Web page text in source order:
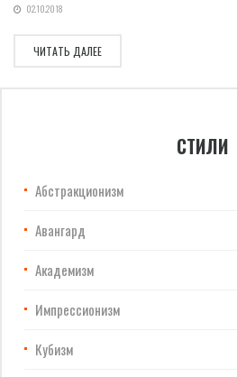
02.10.2018
ЧИТАТЬ ДАЛЕЕ
СТИЛИ
Абстракционизм
Авангард
Академизм
Импрессионизм
Кубизм